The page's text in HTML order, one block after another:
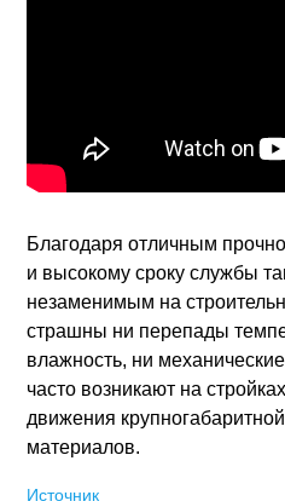
Благодаря отличным
и высокому сроку службы
незаменимым на
страшны ни перепады
влажность, ни
часто возникают на
движения крупногабаритной
материалов.
Источник